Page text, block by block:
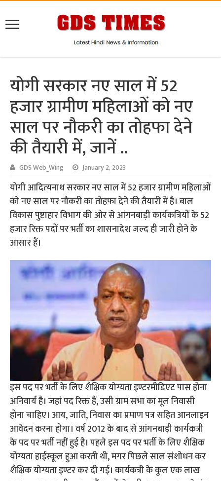
योगी सरकार नए साल में 52
हजार ग्रामीण महिलाओं को नए
साल पर नौकरी का तोहफा देने
की तैयारी में, जानें ..
GDS Web_Wing January 2, 2023
योगी आदित्‍यनाथ सरकार नए साल में 52 हजार ग्रामीण महिलाओं
को नए साल पर नौकरी का तोहफा देने की तैयारी में है। बाल
विकास पुष्टाहार विभाग की ओर से आंगनबाड़ी कार्यकत्रियों के 52
हजार रिक्त पदों पर भर्ती का शासनादेश जल्द ही जारी होने के
आसार हैं।
इस पद पर भर्ती के लिए शैक्षिक योग्यता इण्टरमीडिएट पास होना
अनिवार्य है। जहां पद रिक्त हैं, उसी ग्राम सभा का मूल निवासी
होना चाहिए। आय, जाति, निवास का प्रमाण पत्र सहित आनलाइन
आवेदन करना होगा। वर्ष 2012 के बाद से आंगनबाड़ी कार्यकत्री
के पद पर भर्ती नहीं हुई है। पहले इस पद पर भर्ती के लिए शैक्षिक
योग्यता हाईस्कूल हुआ करती थी, मगर पिछले साल संशोधन कर
शैक्षिक योग्यता इण्टर कर दी गई। कार्यकत्री के कुल एक लाख